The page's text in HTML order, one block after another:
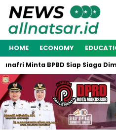
HOME ECONOMY
Minta BPBD Siap Siaga